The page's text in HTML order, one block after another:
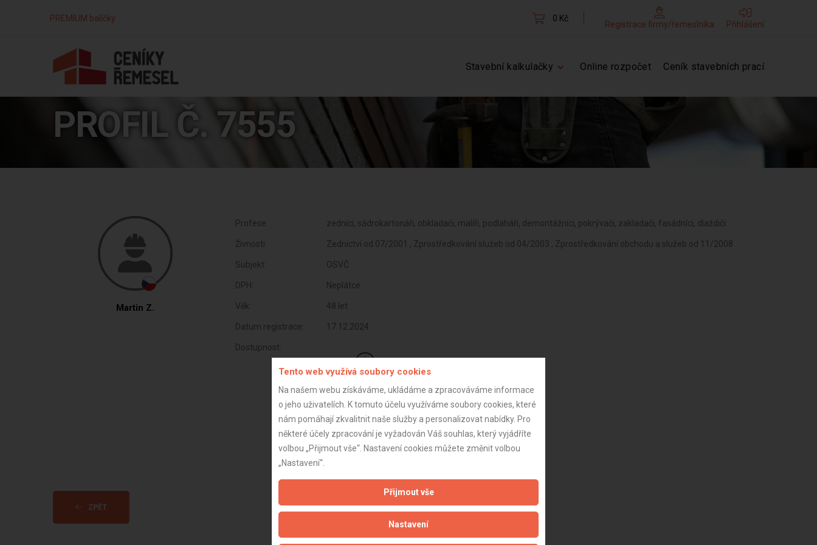
PREMIUM balíčky 0 Kč
Registrace firmy/řemeslníka Přihlášení
Stavební kalkulačky Online rozpočet Ceník stavebních prací
PROFIL Č. 7555
Martin Z.
Profese: zedníci, sádrokartonáři, obkladači, malíři, podlaháři, demontážníci, pokrývači, zakladači, fasádníci, dlaždiči
Živnosti: Zednictví od 07/2001 , Zprostředkování služeb od 04/2003 , Zprostředkování obchodu a služeb od 11/2008
Subjekt: OSVČ
DPH: Neplátce
Věk: 48 let
Datum registrace: 17.12.2024
Dostupnost:
ZPĚT
Tento web využívá soubory cookies
Na našem webu získáváme, ukládáme a zpracováváme informace
o jeho uživatelích. K tomuto účelu využíváme soubory cookies, které
nám pomáhají zkvalitnit naše služby a personalizovat nabídky. Pro
některé účely zpracování je vyžadován Váš souhlas, který vyjádříte
volbou „Přijmout vše“. Nastavení cookies můžete změnit volbou
„Nastavení“.
Přijmout vše
Nastavení